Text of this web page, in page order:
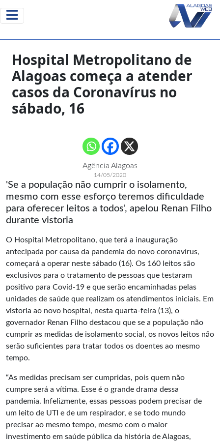
Hospital Metropolitano de
Alagoas começa a atender
casos da Coronavírus no
sábado, 16
Agência Alagoas
14/05/2020
'Se a população não cumprir o isolamento,
mesmo com esse esforço teremos dificuldade
para oferecer leitos a todos', apelou Renan Filho
durante vistoria
O Hospital Metropolitano, que terá a inauguração
antecipada por causa da pandemia do novo coronavírus,
começará a operar neste sábado (16). Os 160 leitos são
exclusivos para o tratamento de pessoas que testaram
positivo para Covid-19 e que serão encaminhadas pelas
unidades de saúde que realizam os atendimentos iniciais. Em
vistoria ao novo hospital, nesta quarta-feira (13), o
governador Renan Filho destacou que se a população não
cumprir as medidas de isolamento social, os novos leitos não
serão suficientes para tratar todos os doentes ao mesmo
tempo.
“As medidas precisam ser cumpridas, pois quem não
cumpre será a vítima. Esse é o grande drama dessa
pandemia. Infelizmente, essas pessoas podem precisar de
um leito de UTI e de um respirador, e se todo mundo
precisar ao mesmo tempo, mesmo com o maior
investimento em saúde pública da história de Alagoas,